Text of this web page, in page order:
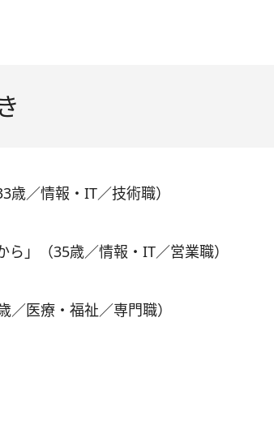
／情報・IT／技術職）
」（35歳／情報・IT／営業職）
医療・福祉／専門職）